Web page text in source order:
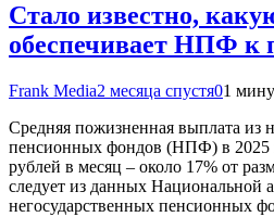
Стало известно,
обеспечивает НПФ к
Frank Media2 месяца спустя01
Средняя пожизненная выплата из
пенсионных фондов (НПФ) в 2025
рублей в месяц – около 17% от
следует из данных Национальной
негосударственных